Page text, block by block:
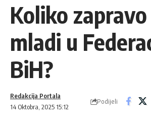
Koliko
mladi u
BiH?
14 Oktobra, 2025 15:12
Redakcija Portala
Podijeli